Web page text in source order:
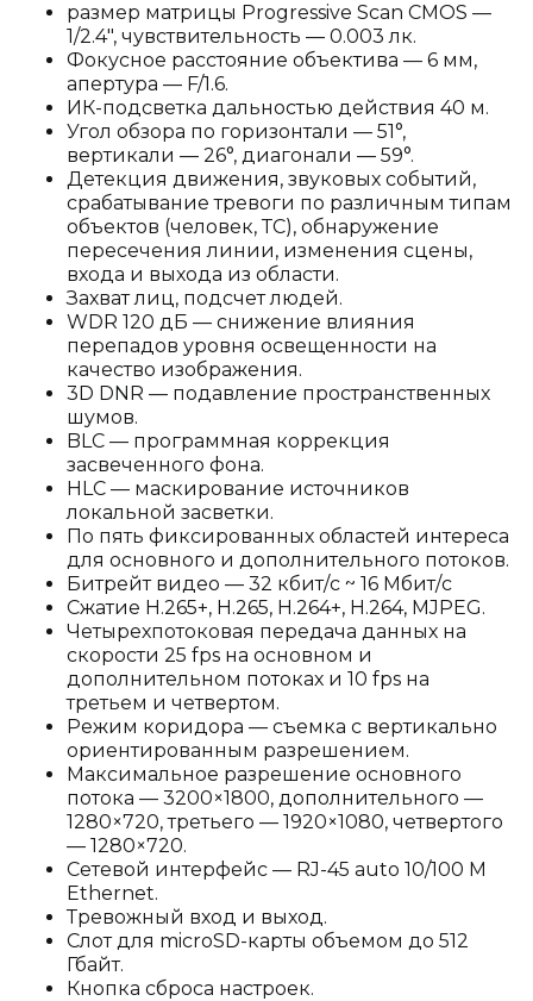
размер матрицы Progressive Scan CMOS —
1/2.4", чувствительность — 0.003 лк.
Фокусное расстояние объектива — 6 мм,
апертура — F/1.6.
ИК-подсветка дальностью действия 40 м.
Угол обзора по горизонтали — 51°,
вертикали — 26°, диагонали — 59°.
Детекция движения, звуковых событий,
срабатывание тревоги по различным типам
объектов (человек, ТС), обнаружение
пересечения линии, изменения сцены,
входа и выхода из области.
Захват лиц, подсчет людей.
WDR 120 дБ — снижение влияния
перепадов уровня освещенности на
качество изображения.
3D DNR — подавление пространственных
шумов.
BLC — программная коррекция
засвеченного фона.
HLC — маскирование источников
локальной засветки.
По пять фиксированных областей интереса
для основного и дополнительного потоков.
Битрейт видео — 32 кбит/с ~ 16 Мбит/с
Сжатие H.265+, H.265, H.264+, H.264, MJPEG.
Четырехпотоковая передача данных на
скорости 25 fps на основном и
дополнительном потоках и 10 fps на
третьем и четвертом.
Режим коридора — съемка с вертикально
ориентированным разрешением.
Максимальное разрешение основного
потока — 3200×1800, дополнительного —
1280×720, третьего — 1920×1080, четвертого
— 1280×720.
Сетевой интерфейс — RJ-45 auto 10/100 М
Ethernet.
Тревожный вход и выход.
Слот для microSD-карты объемом до 512
Гбайт.
Кнопка сброса настроек.